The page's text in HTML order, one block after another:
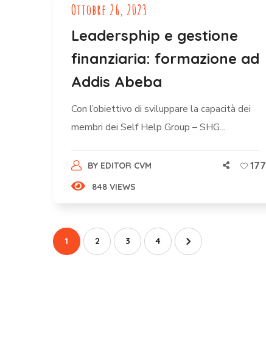
Ottobre 26, 2023
Leadersphip e gestione
finanziaria: formazione ad
Addis Abeba
Con l’obiettivo di sviluppare la capacità dei
membri dei Self Help Group – SHG...
BY EDITOR CVM
848 VIEWS
177
1 2 3 4